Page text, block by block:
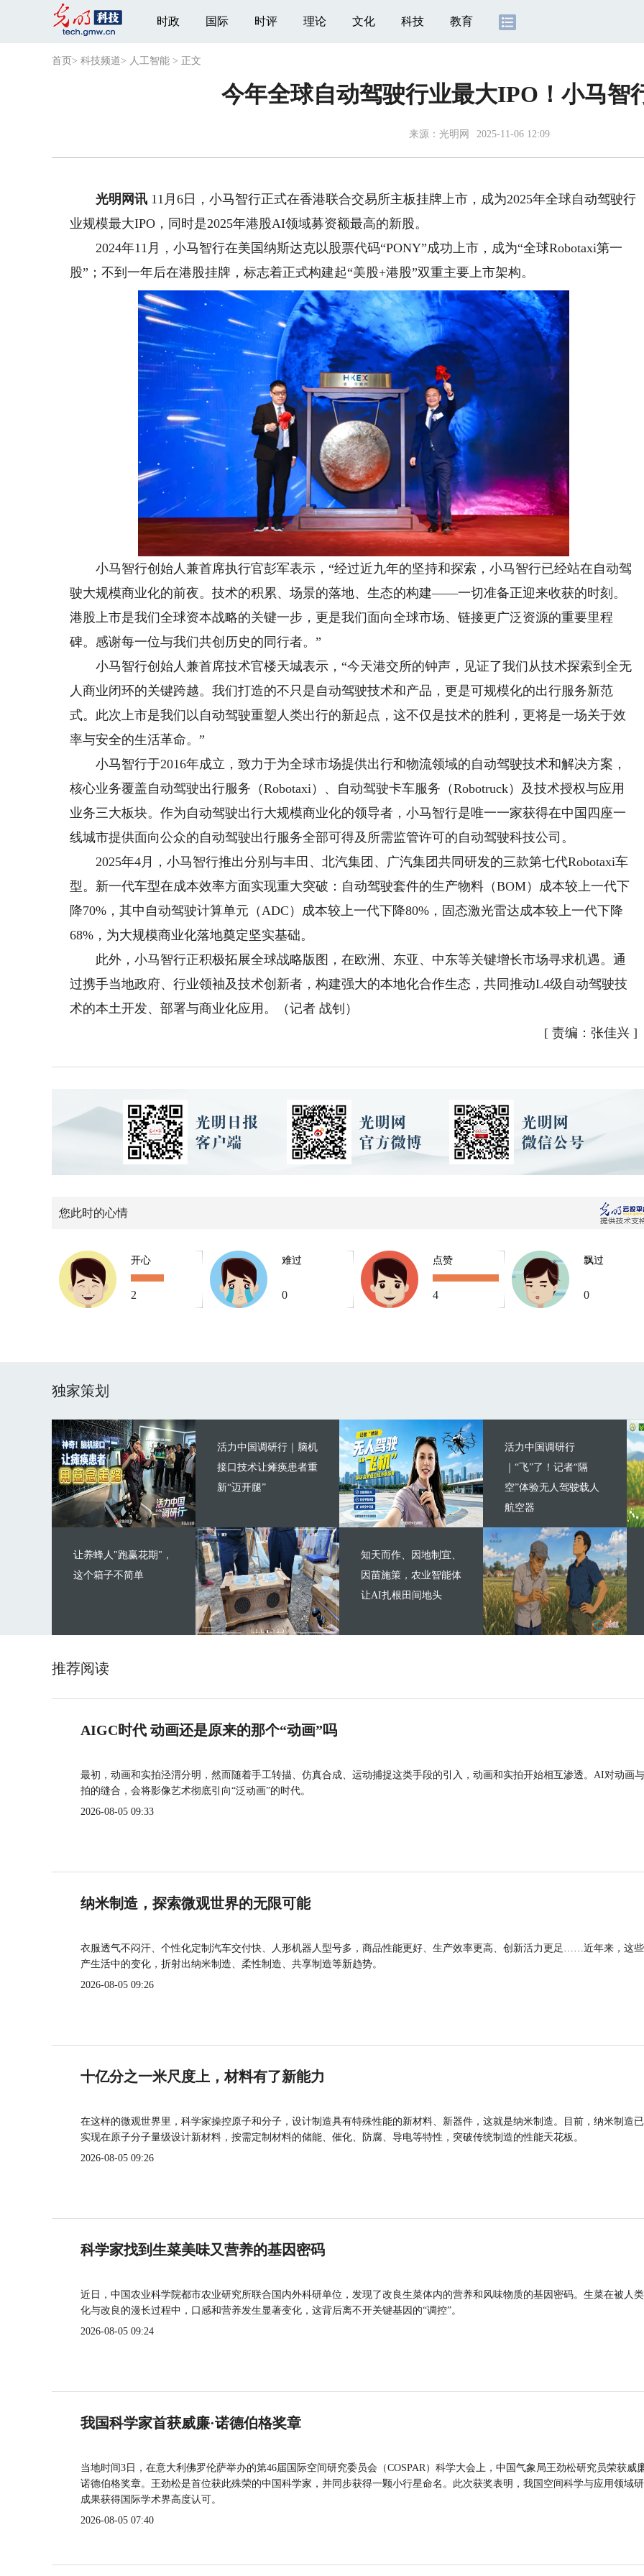
时政 国际 时评 理论 文化 科技 教育
首页 > 科技频道> 人工智能 > 正文
今年全球自动驾驶行业最大IPO！小马智
来源：光明网 2025-11-06 12:09
光明网讯 11月6日，小马智行正式在香港联合交易所主板挂牌上市，成为2025年全球自动驾驶行
业规模最大IPO，同时是2025年港股AI领域募资额最高的新股。
2024年11月，小马智行在美国纳斯达克以股票代码“PONY”成功上市，成为“全球Robotaxi第一
股”；不到一年后在港股挂牌，标志着正式构建起“美股+港股”双重主要上市架构。
小马智行创始人兼首席执行官彭军表示，“经过近九年的坚持和探索，小马智行已经站在自动驾
驶大规模商业化的前夜。技术的积累、场景的落地、生态的构建——一切准备正迎来收获的时刻。
港股上市是我们全球资本战略的关键一步，更是我们面向全球市场、链接更广泛资源的重要里程
碑。感谢每一位与我们共创历史的同行者。”
小马智行创始人兼首席技术官楼天城表示，“今天港交所的钟声，见证了我们从技术探索到全无
人商业闭环的关键跨越。我们打造的不只是自动驾驶技术和产品，更是可规模化的出行服务新范
式。此次上市是我们以自动驾驶重塑人类出行的新起点，这不仅是技术的胜利，更将是一场关于效
率与安全的生活革命。”
小马智行于2016年成立，致力于为全球市场提供出行和物流领域的自动驾驶技术和解决方案，
核心业务覆盖自动驾驶出行服务（Robotaxi）、自动驾驶卡车服务（Robotruck）及技术授权与应用
业务三大板块。作为自动驾驶出行大规模商业化的领导者，小马智行是唯一一家获得在中国四座一
线城市提供面向公众的自动驾驶出行服务全部可得及所需监管许可的自动驾驶科技公司。
2025年4月，小马智行推出分别与丰田、北汽集团、广汽集团共同研发的三款第七代Robotaxi车
型。新一代车型在成本效率方面实现重大突破：自动驾驶套件的生产物料（BOM）成本较上一代下
降70%，其中自动驾驶计算单元（ADC）成本较上一代下降80%，固态激光雷达成本较上一代下降
68%，为大规模商业化落地奠定坚实基础。
此外，小马智行正积极拓展全球战略版图，在欧洲、东亚、中东等关键增长市场寻求机遇。通
过携手当地政府、行业领袖及技术创新者，构建强大的本地化合作生态，共同推动L4级自动驾驶技
术的本土开发、部署与商业化应用。（记者 战钊）
[ 责编：张佳兴 ]
您此时的心情
开心
2
难过
0
点赞
4
飘过
0
独家策划
活力中国调研行｜脑机
接口技术让瘫痪患者重
新“迈开腿”
让养蜂人"跑赢花期"，
这个箱子不简单
活力中国调研行
｜“飞”了！记者“隔
空”体验无人驾驶载人
航空器
知天而作、因地制宜、
因苗施策，农业智能体
让AI扎根田间地头
推荐阅读
AIGC时代 动画还是原来的那个“动画”吗
最初，动画和实拍泾渭分明，然而随着手工转描、仿真合成、运动捕捉这类手段的引入，动画和实拍开始相互渗透。AI对动画
拍的缝合，会将影像艺术彻底引向“泛动画”的时代。
2026-08-05 09:33
纳米制造，探索微观世界的无限可能
衣服透气不闷汗、个性化定制汽车交付快、人形机器人型号多，商品性能更好、生产效率更高、创新活力更足……近年来，这
产生活中的变化，折射出纳米制造、柔性制造、共享制造等新趋势。
2026-08-05 09:26
十亿分之一米尺度上，材料有了新能力
在这样的微观世界里，科学家操控原子和分子，设计制造具有特殊性能的新材料、新器件，这就是纳米制造。目前，纳米制造
实现在原子分子量级设计新材料，按需定制材料的储能、催化、防腐、导电等特性，突破传统制造的性能天花板。
2026-08-05 09:26
科学家找到生菜美味又营养的基因密码
近日，中国农业科学院都市农业研究所联合国内外科研单位，发现了改良生菜体内的营养和风味物质的基因密码。生菜在被人
化与改良的漫长过程中，口感和营养发生显著变化，这背后离不开关键基因的“调控”。
2026-08-05 09:24
我国科学家首获威廉·诺德伯格奖章
当地时间3日，在意大利佛罗伦萨举办的第46届国际空间研究委员会（COSPAR）科学大会上，中国气象局王劲松研究员荣获威
诺德伯格奖章。王劲松是首位获此殊荣的中国科学家，并同步获得一颗小行星命名。此次获奖表明，我国空间科学与应用领域
成果获得国际学术界高度认可。
2026-08-05 07:40